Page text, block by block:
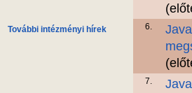
További intézményi hírek 6.
7.